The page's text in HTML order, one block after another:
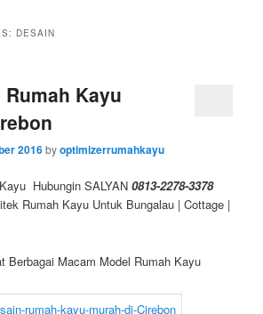
DESAIN
Kayu
2016byoptimizerrumahkayu
Hubungin SALYAN 0813-2278-3378
Rumah Kayu Untuk Bungalau | Cottage |
Berbagai Macam Model Rumah Kayu